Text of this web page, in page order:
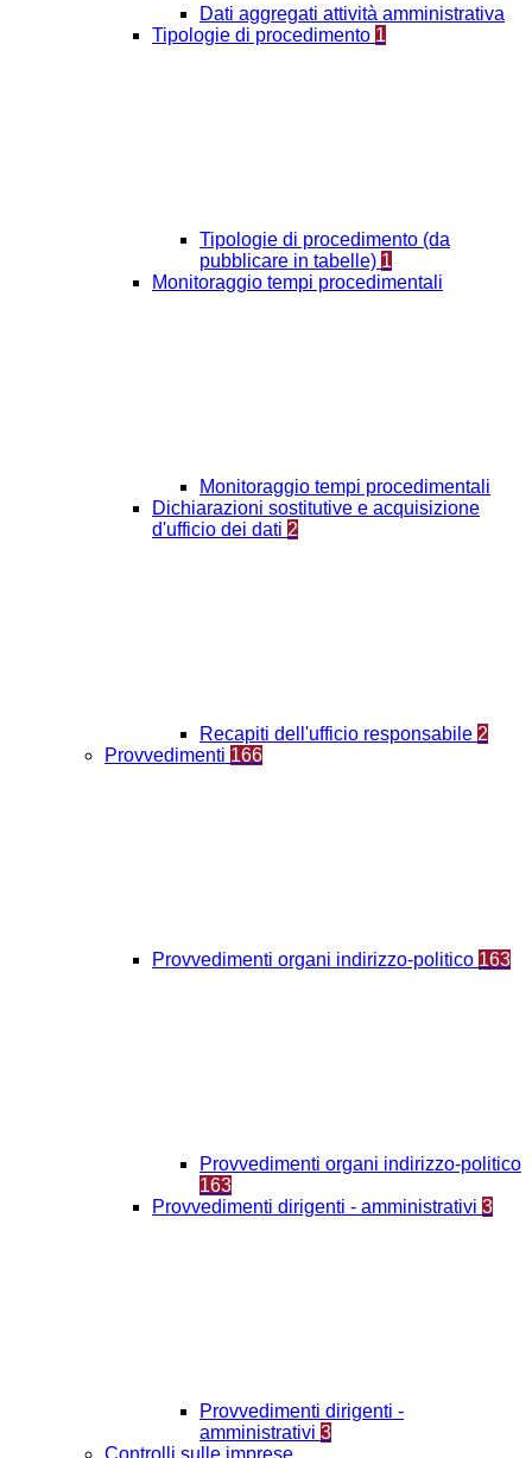
Dati aggregati attività amministrativa
Tipologie di procedimento 1
Tipologie di procedimento (da
pubblicare in tabelle) 1
Monitoraggio tempi procedimentali
Monitoraggio tempi procedimentali
Dichiarazioni sostitutive e acquisizione
d'ufficio dei dati 2
Recapiti dell'ufficio responsabile 2
Provvedimenti 166
Provvedimenti organi indirizzo-politico 163
Provvedimenti organi indirizzo-politico
163
Provvedimenti dirigenti - amministrativi 3
Provvedimenti dirigenti -
amministrativi 3